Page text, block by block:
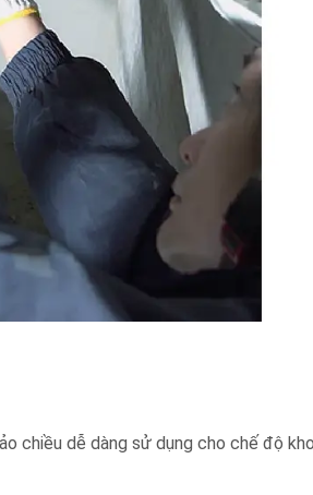
chiều dễ dàng sử dụng cho chế độ